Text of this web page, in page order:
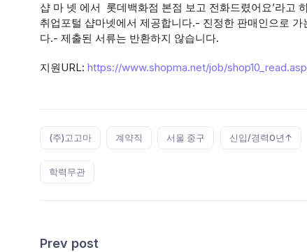
샵 마 넷 에서 롯데백화점 본점 보고 전화드렸어요’라고
취업포털 샵마넷에서 제공합니다.- 진정한 판매인으로
다.- 제출된 서류는 반환하지 않습니다.
지원URL: https://www.shopma.net/job/
(주)고고마 계약직 서울 중구 신입/경력0년↑
학력무관
Prev post